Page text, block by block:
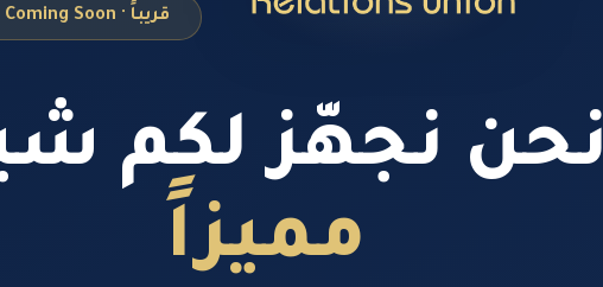
قريباً · Coming Soon
نحن نجهّز لكم
مميزاً